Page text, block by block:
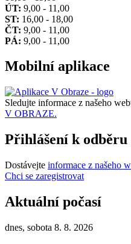
ÚT: 9,00 - 11,00
ST: 16,00 - 18,00
ČT: 9,00 - 11,00
PÁ: 9,00 - 11,00
Mobilní aplikace
Sledujte informace z našeho
V OBRAZE.
Přihlášení k
Dostávejte informace z našeho
Chci se zaregistrovat
Aktuální počasí
dnes, sobota 8. 8. 2026